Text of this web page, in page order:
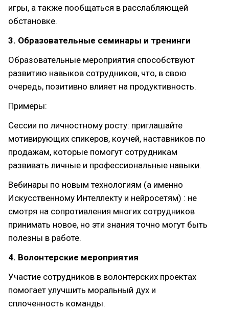
игры, а также пообщаться в расслабляющей
обстановке.
3. Образовательные семинары и тренинги
Образовательные мероприятия способствуют
развитию навыков сотрудников, что, в свою
очередь, позитивно влияет на продуктивность.
Примеры:
Сессии по личностному росту: приглашайте
мотивирующих спикеров, коучей, наставников по
продажам, которые помогут сотрудникам
развивать личные и профессиональные навыки.
Вебинары по новым технологиям (а именно
Искусственному Интеллекту и нейросетям) : не
смотря на сопротивления многих сотрудников
принимать новое, но эти знания точно могут быть
полезны в работе.
4. Волонтерские мероприятия
Участие сотрудников в волонтерских проектах
помогает улучшить моральный дух и
сплоченность команды.